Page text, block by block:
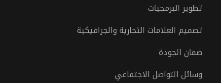
تطوير البرمجيات
تصميم العلامات التجارية والجرافيكية
ضمان الجودة
وسائل التواصل الاجتماعي